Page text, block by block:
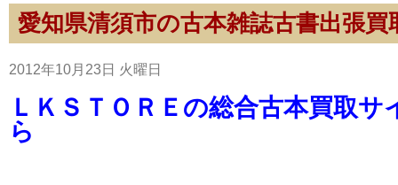
愛知県清須市の古本雑誌古書出張買
2012年10月23日 火曜日
ＬＫＳＴＯＲＥの総合古本買取サ
ら